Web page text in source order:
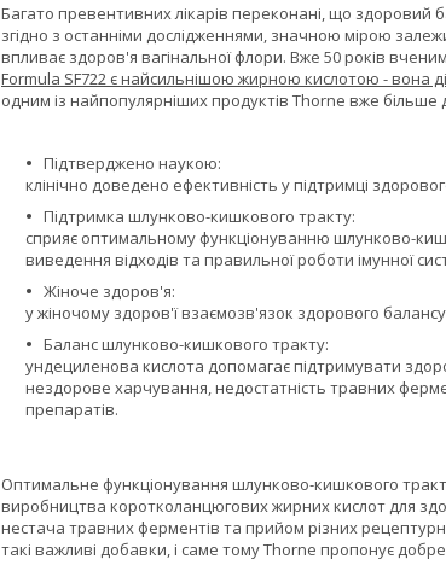
Багато превентивних лікарів переконані, що
згідно з останніми дослідженнями, значною мірою
впливає здоров'я вагінальної флори. Вже 50 років
Formula SF722 є найсильнішою жирною кислотою - вона
одним із найпопулярніших продуктів Thorne вже більше
Підтверджено наукою:
клінічно доведено ефективність у підтримці
Підтримка шлунково-кишкового тракту:
сприяє оптимальному функціонуванню шлунково-
виведення відходів та правильної роботи імунної
Жіноче здоров'я:
у жіночому здоров'ї взаємозв'язок здорового
Баланс шлунково-кишкового тракту:
ундециленова кислота допомагає підтримувати
нездорове харчування, недостатність травних
препаратів.
Оптимальне функціонування шлунково-кишкового
виробництва коротколанцюгових жирних кислот для
нестача травних ферментів та прийом різних
такі важливі добавки, і саме тому Thorne пропонує